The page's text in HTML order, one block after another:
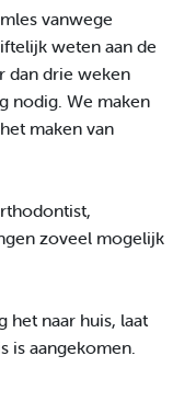
vanwege
weten aan de
dan drie weken
nodig. We maken
maken van
zoveel mogelijk
het naar huis, laat
is aangekomen.